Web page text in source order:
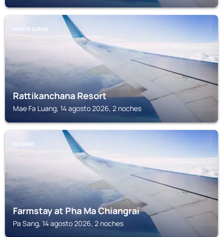
MAE FA LUANG
Rattikanchana Resort
Mae Fa Luang, 14 agosto 2026, 2 noches
PA SANG
Farmstay at Pha Ma Chiangrai
Pa Sang, 14 agosto 2026, 2 noches